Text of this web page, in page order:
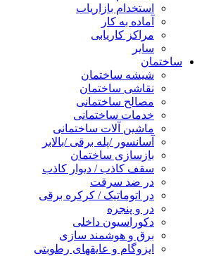
استخدام بازاریاب
آماده به کار
مراکز کاریابی
سایر
ساختمان
شیشه ساختمان
نقاشی ساختمان
مصالح ساختمانی
خدمات ساختمانی
ماشین آلات ساختمانی
آسانسور /پله برقی /بالابر
بازسازی ساختمان
سقف کاذب / دیوار کاذب
در ضد سرقت
در اتوماتیک / کرکره برقی
در و پنجره
دکوراسیون داخلی
برق و هوشمند سازی
ایزوگام و عایقهای رطوبتی